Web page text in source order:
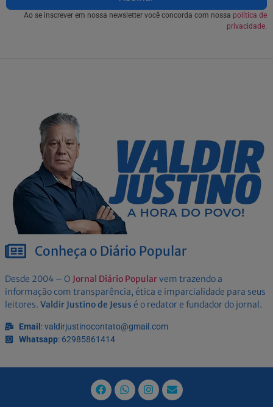
Ao se inscrever em nossa newsletter você concorda com nossa política de
privacidade.
Conheça o Diário Popular
Desde 2004 – O Jornal Diário Popularvem trazendo a
informação com transparência, ética e imparcialidade para seus
leitores. Valdir Justino de Jesus é o redator e fundador do jornal.
Email : valdirjustinocontato@gmail.com
Whatsapp: 62985861414